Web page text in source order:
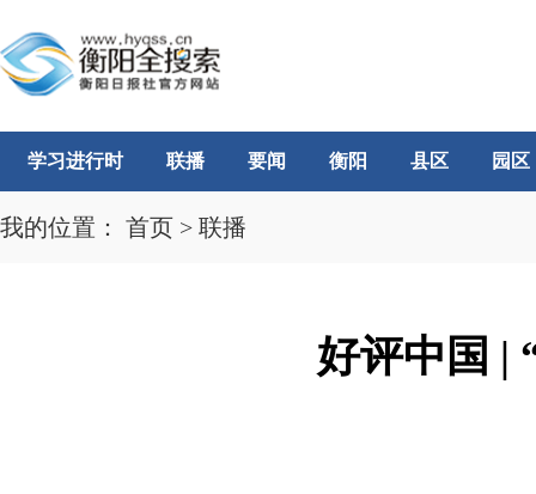
学习进行时 联播 要闻 衡阳 县区 园区
我的位置： 首页 > 联播
好评中国 |